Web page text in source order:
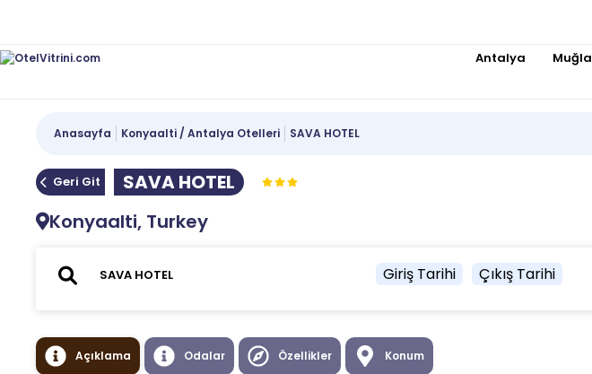
Antalya Muğla
Anasayfa Konyaalti / Antalya Otelleri SAVA HOTEL
Geri Git
SAVA HOTEL
Konyaalti, Turkey
Giriş Tarihi Çıkış Tarihi
Açıklama Odalar Özellikler Konum